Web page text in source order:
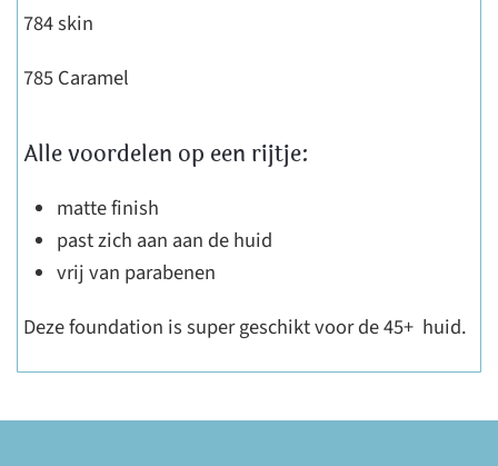
784 skin
785 Caramel
Alle voordelen op een rijtje:
matte finish
past zich aan aan de huid
vrij van parabenen
Deze foundation is super geschikt voor de 45+ huid.